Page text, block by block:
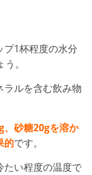
1杯程度の水分
。
ラルを含む飲み物
砂糖20gを溶か
的です。
たい程度の温度で